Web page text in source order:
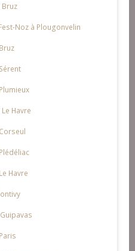
Bruz
Noz à Plougonvelin
Havre
Havre